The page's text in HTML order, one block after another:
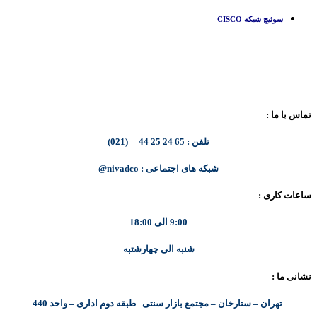
سوئیچ شبکه CISCO
تماس با ما :
تلفن : 65 24 25 44 (021)
شبکه های اجتماعی : nivadco@
ساعات کاری :
9:00 الی 18:00
شنبه الی چهارشتبه
نشانی ما :
تهران – ستارخان – مجتمع بازار سنتی طبقه دوم اداری – واحد 440